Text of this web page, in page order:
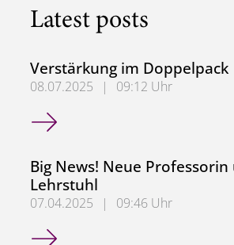
Latest posts
Verstärkung im Doppelpack
08.07.2025 |
09:12 Uhr
Verstärkung im Doppelpack
Big News! Neue
Lehrstuhl
07.04.2025 |
09:46 Uhr
Big News! Neue Professorin und